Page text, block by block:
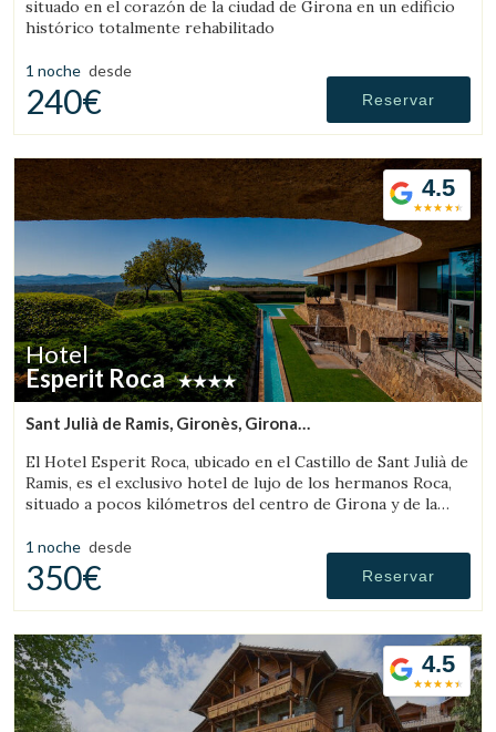
situado en el corazón de la ciudad de Girona en un edificio
histórico totalmente rehabilitado
1 noche desde
240€ Reservar
4.5
Hotel
Esperit Roca
Sant Julià de Ramis, Gironès, Girona
El Hotel Esperit Roca, ubicado en el Castillo de Sant Julià de
Ramis, es el exclusivo hotel de lujo de los hermanos Roca,
situado a pocos kilómetros del centro de Girona y de la
1 noche desde
350€ Reservar
4.5